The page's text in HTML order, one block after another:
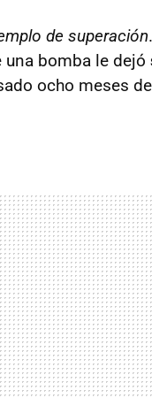
de superación
bomba le dejó
ocho meses